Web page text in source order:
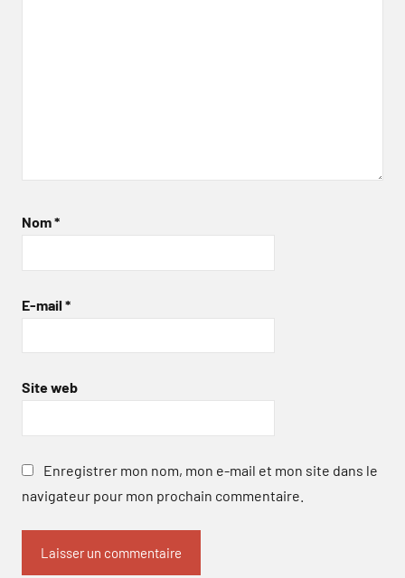
Nom*
E-mail *
Site web
Enregistrer mon nom, mon e-mail et mon site dans le
navigateur pour mon prochain commentaire.